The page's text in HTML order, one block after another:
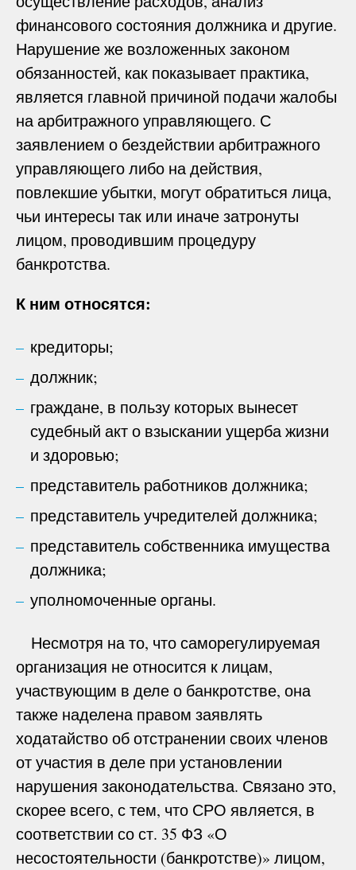
финансового состояния должника и другие.
Нарушение же возложенных законом
обязанностей, как показывает практика,
является главной причиной подачи жалобы
на арбитражного управляющего. С
заявлением о бездействии арбитражного
управляющего либо на действия,
повлекшие убытки, могут обратиться лица,
чьи интересы так или иначе затронуты
лицом, проводившим процедуру
банкротства.
К ним относятся:
кредиторы;
должник;
граждане, в пользу которых вынесет
судебный акт о взыскании ущерба жизни
и здоровью;
представитель работников должника;
представитель учредителей должника;
представитель собственника имущества
должника;
уполномоченные органы.
Несмотря на то, что саморегулируемая
организация не относится к лицам,
участвующим в деле о банкротстве, она
также наделена правом заявлять
ходатайство об отстранении своих членов
от участия в деле при установлении
нарушения законодательства. Связано это,
скорее всего, с тем, что СРО является, в
соответствии со ст. 35 ФЗ «О
несостоятельности (банкротстве)» лицом,